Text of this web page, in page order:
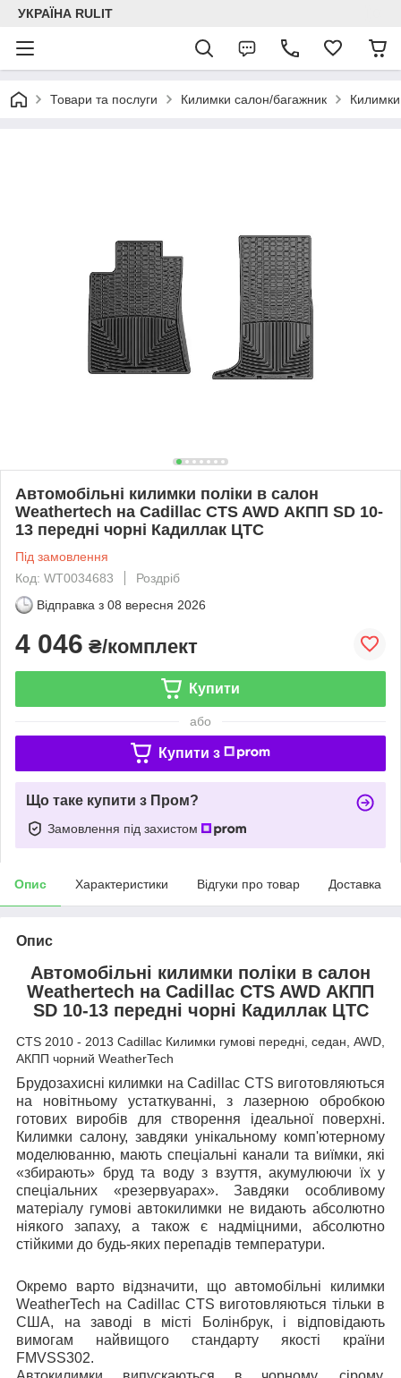
УКРАЇНА RULIT
Товари та послуги Килимки салон/багажник
Автомобільні килимки поліки в салон
Weathertech на Cadillac CTS AWD АКПП SD 10-
13 передні чорні Кадиллак ЦТС
Під замовлення
Код: WT0034683
Роздріб
Відправка з 08 вересня 2026
4 046 ₴/комплект
Купити
або
Купити з
Що таке купити з Пром?
Замовлення під захистом
Опис Характеристики Відгуки про товар Доставка
Опис
Автомобільні килимки поліки в салон
Weathertech на Cadillac CTS AWD АКПП
SD 10-13 передні чорні Кадиллак ЦТС
CTS 2010 - 2013 Cadillac Килимки гумові передні, седан, AWD,
АКПП чорний WeatherTech
Брудозахисні килимки на Cadillac CTS виготовляються
на новітньому устаткуванні, з лазерною обробкою
готових виробів для створення ідеальної поверхні.
Килимки салону, завдяки унікальному комп'ютерному
моделюванню, мають спеціальні канали та виїмки, які
«збирають» бруд та воду з взуття, акумулюючи їх у
спеціальних «резервуарах». Завдяки особливому
матеріалу гумові автокилимки не видають абсолютно
ніякого запаху, а також є надміцними, абсолютно
стійкими до будь-яких перепадів температури.
Окремо варто відзначити, що автомобільні килимки
WeatherTech на Cadillac CTS виготовляються тільки в
США, на заводі в місті Болінбрук, і відповідають
вимогам найвищого стандарту якості країни
FMVSS302.